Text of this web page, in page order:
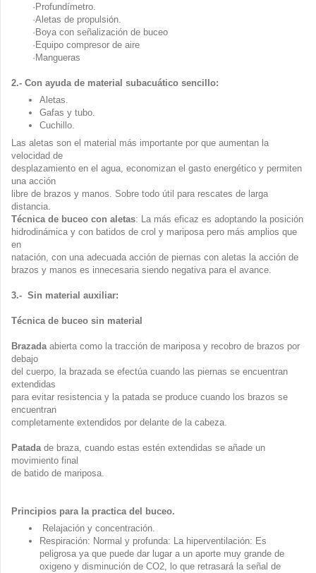
·Profundímetro.
·Aletas de propulsión.
·Boya con señalización de buceo
·Equipo compresor de aire
·Mangueras
2.- Con ayuda de material subacuático sencillo:
Aletas.
Gafas y tubo.
Cuchillo.
Las aletas son el material más importante por que aumentan la
velocidad de
desplazamiento en el agua, economizan el gasto energético y permiten
una acción
libre de brazos y manos. Sobre todo útil para rescates de larga
distancia.
Técnica de buceo con aletas: La más eficaz es adoptando la posición
hidrodinámica y con batidos de crol y mariposa pero más amplios que
en
natación, con una adecuada acción de piernas con aletas la acción de
brazos y manos es innecesaria siendo negativa para el avance.
3.- Sin material auxiliar:
Técnica de buceo sin material
Brazada abierta como la tracción de mariposa y recobro de brazos por
debajo
del cuerpo, la brazada se efectúa cuando las piernas se encuentran
extendidas
para evitar resistencia y la patada se produce cuando los brazos se
encuentran
completamente extendidos por delante de la cabeza.
Patada de braza, cuando estas estén extendidas se añade un
movimiento final
de batido de mariposa.
Principios para la practica del buceo.
Relajación y concentración.
Respiración: Normal y profunda: La hiperventilación: Es
peligrosa ya que puede dar lugar a un aporte muy grande de
oxigeno y disminución de CO2, lo que retrasará la señal de